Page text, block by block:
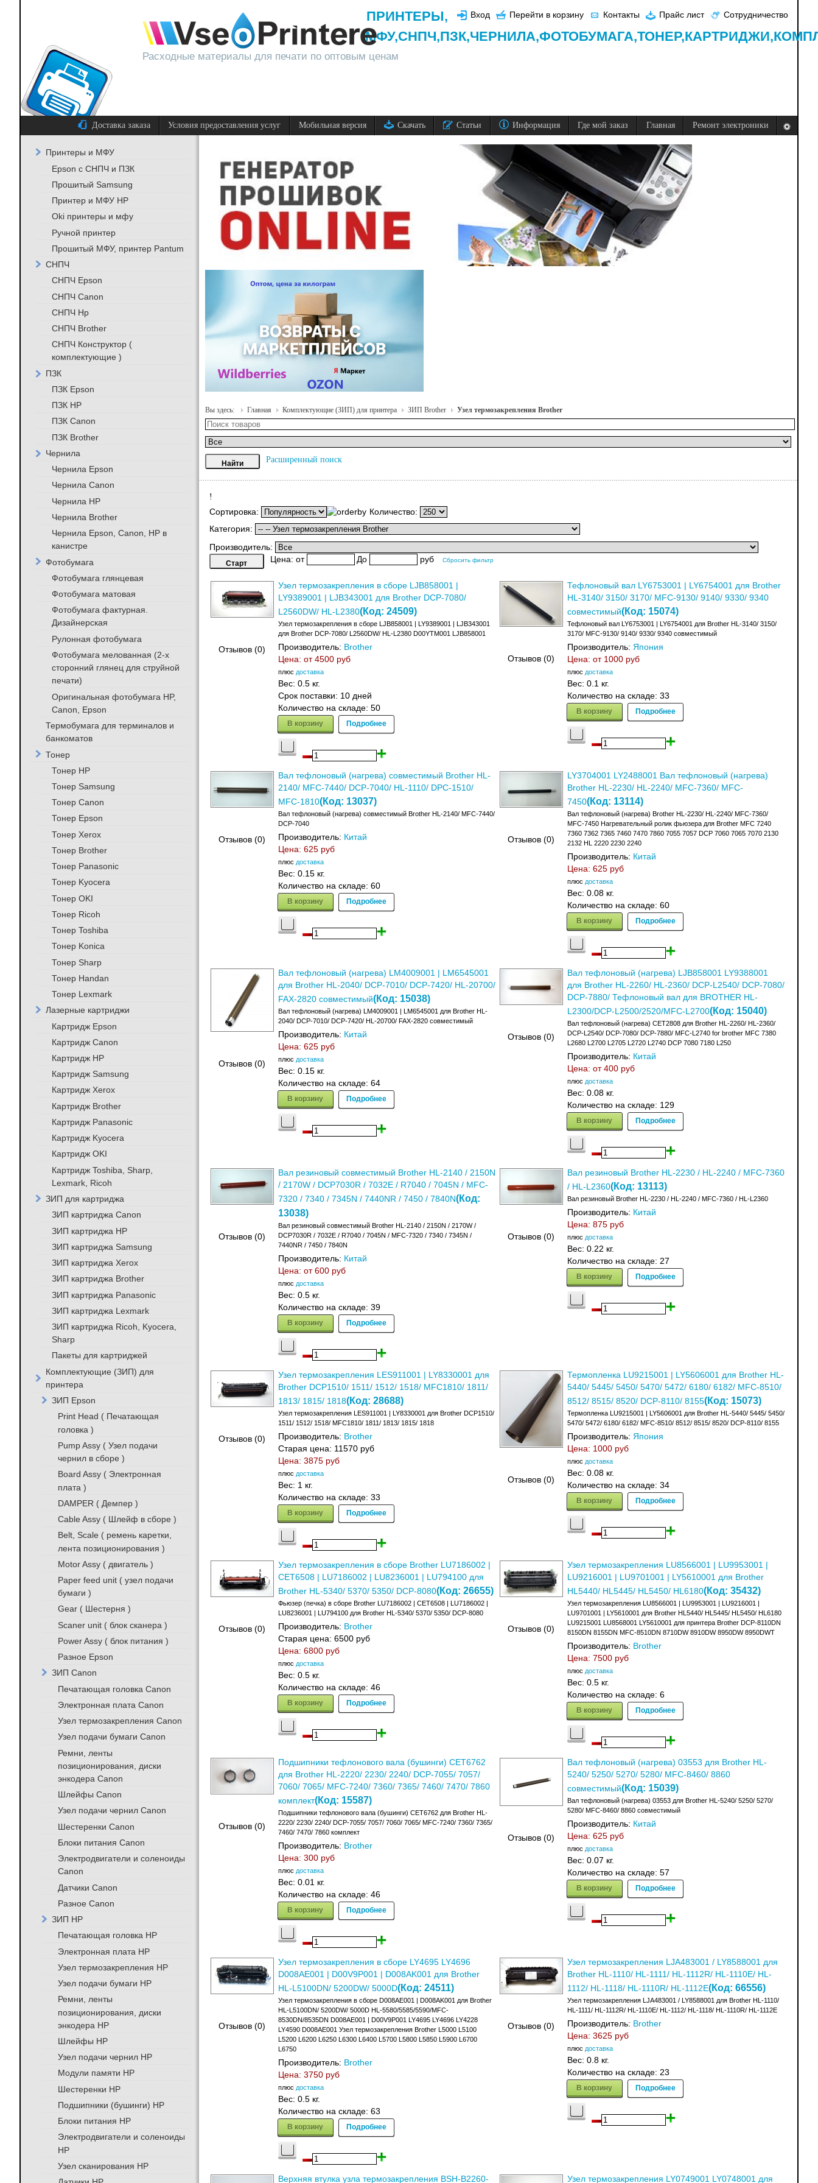
Расходные материалы для печати по оптовым ценам
Вход Перейти в корзину Контакты Прайс лист Сотрудничество
ПРИНТЕРЫ,
МФУ,СНПЧ,ПЗК,ЧЕРНИЛА,ФОТОБУМАГА,ТОНЕР,КАРТРИДЖИ,
Доставка заказа Условия предоставления услуг Мобильная версия Скачать Статьи Информация Где мой заказ Главная Ремонт электроники
Вы здесь: Главная Комплектующие (ЗИП) для принтера ЗИП Brother Узел термозакрепления Brother
Расширенный поиск
!
Сортировка:
Количество:
Категория:
Производитель:
Цена: от До руб Сбросить фильтр
Отзывов (0)
Узел термозакрепления в сборе LJB858001 |
LY9389001 | LJB343001 для Brother DCP-7080/
L2560DW/ HL-L2380(Код: 24509)
Узел термозакрепления в сборе LJB858001 | LY9389001 | LJB343001
для Brother DCP-7080/ L2560DW/ HL-L2380 D00YTM001 LJB858001
Производитель: Brother
Цена: от 4500 руб
плюс доставка
Вес: 0.5 кг.
Срок поставки: 10 дней
Количество на складе: 50
В корзину Подробнее
Отзывов (0)
Тефлоновый вал LY6753001 | LY6754001 для Brother
HL-3140/ 3150/ 3170/ MFC-9130/ 9140/ 9330/ 9340
совместимый(Код: 15074)
Тефлоновый вал LY6753001 | LY6754001 для Brother HL-3140/ 3150/
3170/ MFC-9130/ 9140/ 9330/ 9340 совместимый
Производитель: Япония
Цена: от 1000 руб
плюс доставка
Вес: 0.1 кг.
Количество на складе: 33
В корзину Подробнее
Отзывов (0)
Вал тефлоновый (нагрева) совместимый Brother HL-
2140/ MFC-7440/ DCP-7040/ HL-1110/ DPC-1510/
MFC-1810(Код: 13037)
Вал тефлоновый (нагрева) совместимый Brother HL-2140/ MFC-7440/
DCP-7040
Производитель: Китай
Цена: 625 руб
плюс доставка
Вес: 0.15 кг.
Количество на складе: 60
В корзину Подробнее
Отзывов (0)
LY3704001 LY2488001 Вал тефлоновый (нагрева)
Brother HL-2230/ HL-2240/ MFC-7360/ MFC-
7450(Код: 13114)
Вал тефлоновый (нагрева) Brother HL-2230/ HL-2240/ MFC-7360/
MFC-7450 Нагревательный ролик фьюзера для Brother MFC 7240
7360 7362 7365 7460 7470 7860 7055 7057 DCP 7060 7065 7070 2130
2132 HL 2220 2230 2240
Производитель: Китай
Цена: 625 руб
плюс доставка
Вес: 0.08 кг.
Количество на складе: 60
В корзину Подробнее
Отзывов (0)
Вал тефлоновый (нагрева) LM4009001 | LM6545001
для Brother HL-2040/ DCP-7010/ DCP-7420/ HL-20700/
FAX-2820 совместимый(Код: 15038)
Вал тефлоновый (нагрева) LM4009001 | LM6545001 для Brother HL-
2040/ DCP-7010/ DCP-7420/ HL-20700/ FAX-2820 совместимый
Производитель: Китай
Цена: 625 руб
плюс доставка
Вес: 0.15 кг.
Количество на складе: 64
В корзину Подробнее
Отзывов (0)
Вал тефлоновый (нагрева) LJB858001 LY9388001
для Brother HL-2260/ HL-2360/ DCP-L2540/ DCP-7080/
DCP-7880/ Тефлоновый вал для BROTHER HL-
L2300/DCP-L2500/2520/MFC-L2700(Код: 15040)
Вал тефлоновый (нагрева) CET2808 для Brother HL-2260/ HL-2360/
DCP-L2540/ DCP-7080/ DCP-7880/ MFC-L2740 for brother MFC 7380
L2680 L2700 L2705 L2720 L2740 DCP 7080 7180 L250
Производитель: Китай
Цена: от 400 руб
плюс доставка
Вес: 0.08 кг.
Количество на складе: 129
В корзину Подробнее
Отзывов (0)
Вал резиновый совместимый Brother HL-2140 / 2150N
/ 2170W / DCP7030R / 7032E / R7040 / 7045N / MFC-
7320 / 7340 / 7345N / 7440NR / 7450 / 7840N(Код:
13038)
Вал резиновый совместимый Brother HL-2140 / 2150N / 2170W /
DCP7030R / 7032E / R7040 / 7045N / MFC-7320 / 7340 / 7345N /
7440NR / 7450 / 7840N
Производитель: Китай
Цена: от 600 руб
плюс доставка
Вес: 0.5 кг.
Количество на складе: 39
В корзину Подробнее
Отзывов (0)
Вал резиновый Brother HL-2230 / HL-2240 / MFC-7360
/ HL-L2360(Код: 13113)
Вал резиновый Brother HL-2230 / HL-2240 / MFC-7360 / HL-L2360
Производитель: Китай
Цена: 875 руб
плюс доставка
Вес: 0.22 кг.
Количество на складе: 27
В корзину Подробнее
Отзывов (0)
Узел термозакрепления LES911001 | LY8330001 для
Brother DCP1510/ 1511/ 1512/ 1518/ MFC1810/ 1811/
1813/ 1815/ 1818(Код: 28688)
Узел термозакрепления LES911001 | LY8330001 для Brother DCP1510/
1511/ 1512/ 1518/ MFC1810/ 1811/ 1813/ 1815/ 1818
Производитель: Brother
Старая цена: 11570 руб
Цена: 3875 руб
плюс доставка
Вес: 1 кг.
Количество на складе: 33
В корзину Подробнее
Отзывов (0)
Термопленка LU9215001 | LY5606001 для Brother HL-
5440/ 5445/ 5450/ 5470/ 5472/ 6180/ 6182/ MFC-8510/
8512/ 8515/ 8520/ DCP-8110/ 8155(Код: 15073)
Термопленка LU9215001 | LY5606001 для Brother HL-5440/ 5445/ 5450/
5470/ 5472/ 6180/ 6182/ MFC-8510/ 8512/ 8515/ 8520/ DCP-8110/ 8155
Производитель: Япония
Цена: 1000 руб
плюс доставка
Вес: 0.08 кг.
Количество на складе: 34
В корзину Подробнее
Отзывов (0)
Узел термозакрепления в сборе Brother LU7186002 |
CET6508 | LU7186002 | LU8236001 | LU794100 для
Brother HL-5340/ 5370/ 5350/ DCP-8080(Код: 26655)
Фьюзер (печка) в сборе Brother LU7186002 | CET6508 | LU7186002 |
LU8236001 | LU794100 для Brother HL-5340/ 5370/ 5350/ DCP-8080
Производитель: Brother
Старая цена: 6500 руб
Цена: 6800 руб
плюс доставка
Вес: 0.5 кг.
Количество на складе: 46
В корзину Подробнее
Отзывов (0)
Узел термозакрепления LU8566001 | LU9953001 |
LU9216001 | LU9701001 | LY5610001 для Brother
HL5440/ HL5445/ HL5450/ HL6180(Код: 35432)
Узел термозакрепления LU8566001 | LU9953001 | LU9216001 |
LU9701001 | LY5610001 для Brother HL5440/ HL5445/ HL5450/ HL6180
LU9215001 LU8568001 LY5610001 для принтера Brother DCP-8110DN
8150DN 8155DN MFC-8510DN 8710DW 8910DW 8950DW 8950DWT
Производитель: Brother
Цена: 7500 руб
плюс доставка
Вес: 0.5 кг.
Количество на складе: 6
В корзину Подробнее
Отзывов (0)
Подшипники тефлонового вала (бушинги) CET6762
для Brother HL-2220/ 2230/ 2240/ DCP-7055/ 7057/
7060/ 7065/ MFC-7240/ 7360/ 7365/ 7460/ 7470/ 7860
комплект(Код: 15587)
Подшипники тефлонового вала (бушинги) CET6762 для Brother HL-
2220/ 2230/ 2240/ DCP-7055/ 7057/ 7060/ 7065/ MFC-7240/ 7360/ 7365/
7460/ 7470/ 7860 комплект
Производитель: Brother
Цена: 300 руб
плюс доставка
Вес: 0.01 кг.
Количество на складе: 46
В корзину Подробнее
Отзывов (0)
Вал тефлоновый (нагрева) 03553 для Brother HL-
5240/ 5250/ 5270/ 5280/ MFC-8460/ 8860
совместимый(Код: 15039)
Вал тефлоновый (нагрева) 03553 для Brother HL-5240/ 5250/ 5270/
5280/ MFC-8460/ 8860 совместимый
Производитель: Китай
Цена: 625 руб
плюс доставка
Вес: 0.07 кг.
Количество на складе: 57
В корзину Подробнее
Отзывов (0)
Узел термозакрепления в сборе LY4695 LY4696
D008AE001 | D00V9P001 | D008AK001 для Brother
HL-L5100DN/ 5200DW/ 5000D(Код: 24511)
Узел термозакрепления в сборе D008AE001 | D008AK001 для Brother
HL-L5100DN/ 5200DW/ 5000D HL-5580/5585/5590/MFC-
8530DN/8535DN D008AE001 | D00V9P001 LY4695 LY4696 LY4228
LY4590 D008AE001 Узел термозакрепления Brother L5000 L5100
L5200 L6200 L6250 L6300 L6400 L5700 L5800 L5850 L5900 L6700
L6750
Производитель: Brother
Цена: 3750 руб
плюс доставка
Вес: 0.5 кг.
Количество на складе: 63
В корзину Подробнее
Отзывов (0)
Узел термозакрепления LJA483001 / LY8588001 для
Brother HL-1110/ HL-1111/ HL-1112R/ HL-1110E/ HL-
1112/ HL-1118/ HL-1110R/ HL-1112E(Код: 66556)
Узел термозакрепления LJA483001 / LY8588001 для Brother HL-1110/
HL-1111/ HL-1112R/ HL-1110E/ HL-1112/ HL-1118/ HL-1110R/ HL-1112E
Производитель: Brother
Цена: 3625 руб
плюс доставка
Вес: 0.8 кг.
Количество на складе: 23
В корзину Подробнее
Верхняя втулка узла термозакрепления BSH-B2260- Узел термозакрепления LY0749001 LY0748001 для
Принтеры и МФУ
Epson с СНПЧ и ПЗК
Прошитый Samsung
Принтер и МФУ HP
Oki принтеры и мфу
Ручной принтер
Прошитый МФУ, принтер Pantum
СНПЧ
СНПЧ Epson
СНПЧ Canon
СНПЧ Hp
СНПЧ Brother
СНПЧ Конструктор (
комплектующие )
ПЗК
ПЗК Epson
ПЗК HP
ПЗК Canon
ПЗК Brother
Чернила
Чернила Epson
Чернила Canon
Чернила HP
Чернила Brother
Чернила Epson, Canon, HP в
канистре
Фотобумага
Фотобумага глянцевая
Фотобумага матовая
Фотобумага фактурная.
Дизайнерская
Рулонная фотобумага
Фотобумага мелованная (2-х
сторонний глянец для струйной
печати)
Оригинальная фотобумага HP,
Canon, Epson
Термобумага для терминалов и
банкоматов
Тонер
Тонер HP
Тонер Samsung
Тонер Canon
Тонер Epson
Тонер Xerox
Тонер Brother
Тонер Panasonic
Тонер Kyocera
Тонер OKI
Тонер Ricoh
Тонер Toshiba
Тонер Konica
Тонер Sharp
Тонер Handan
Тонер Lexmark
Лазерные картриджи
Картридж Epson
Картридж Canon
Картридж HP
Картридж Samsung
Картридж Xerox
Картридж Brother
Картридж Panasonic
Картридж Kyocera
Картридж OKI
Картридж Toshiba, Sharp,
Lexmark, Ricoh
ЗИП для картриджа
ЗИП картриджа Canon
ЗИП картриджа HP
ЗИП картриджа Samsung
ЗИП картриджа Xerox
ЗИП картриджа Brother
ЗИП картриджа Panasonic
ЗИП картриджа Lexmark
ЗИП картриджа Ricoh, Kyocera,
Sharp
Пакеты для картриджей
Комплектующие (ЗИП) для
принтера
ЗИП Epson
Print Head ( Печатающая
головка )
Pump Assy ( Узел подачи
чернил в сборе )
Board Assy ( Электронная
плата )
DAMPER ( Демпер )
Cable Assy ( Шлейф в сборе )
Belt, Scale ( ремень каретки,
лента позиционирования )
Motor Assy ( двигатель )
Paper feed unit ( узел подачи
бумаги )
Gear ( Шестерня )
Scaner unit ( блок сканера )
Power Assy ( блок питания )
Разное Epson
ЗИП Canon
Печатающая головка Canon
Электронная плата Canon
Узел термозакрепления Canon
Узел подачи бумаги Canon
Ремни, ленты
позиционирования, диски
энкодера Canon
Шлейфы Canon
Узел подачи чернил Canon
Шестеренки Canon
Блоки питания Canon
Электродвигатели и соленоиды
Canon
Датчики Canon
Разное Canon
ЗИП HP
Печатающая головка HP
Электронная плата HP
Узел термозакрепления HP
Узел подачи бумаги HP
Ремни, ленты
позиционирования, диски
энкодера HP
Шлейфы HP
Узел подачи чернил HP
Модули памяти HP
Шестеренки HP
Подшипники (бушинги) HP
Блоки питания HP
Электродвигатели и соленоиды
HP
Узел сканирования HP